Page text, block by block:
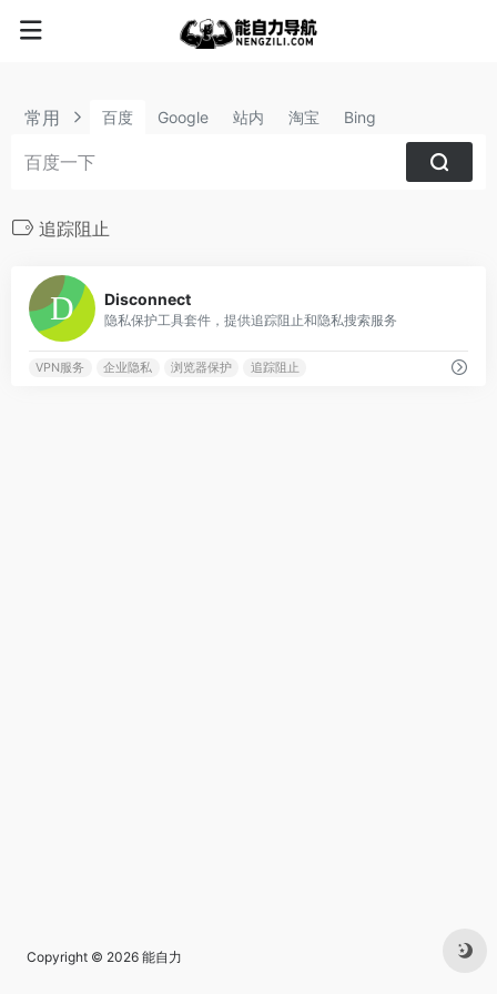
常用 百度 Google 站内 淘宝 Bing
追踪阻止
Disconnect
隐私保护工具套件，提供追踪阻止和隐私搜索服务
VPN服务 企业隐私 浏览器保护 追踪阻止
Copyright © 2026 能自力